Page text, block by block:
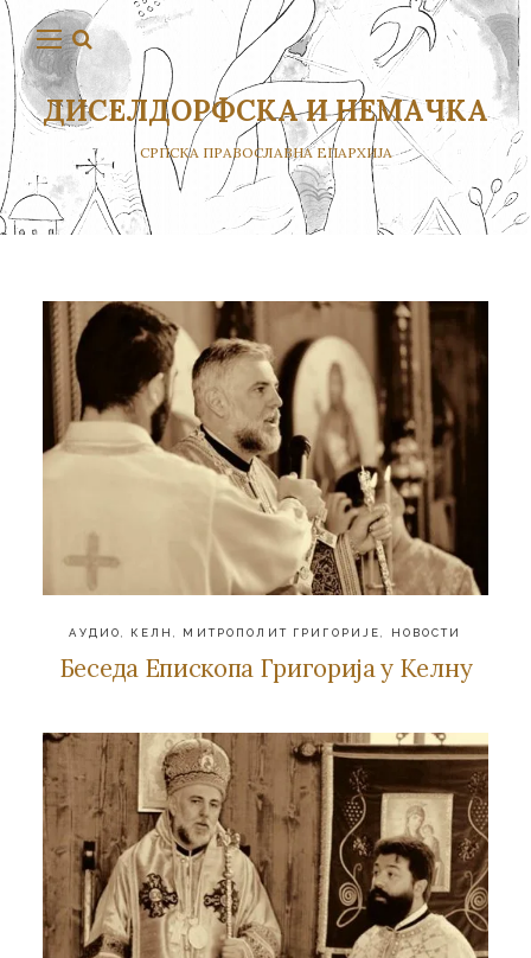
ДИСЕЛДОРФСКА И НЕМАЧКА
СРПСКА ПРАВОСЛАВНА ЕПАРХИЈА
АУДИО КЕЛН МИТРОПОЛИТ ГРИГОРИЈЕ НОВОСТИ
Беседа Епископа Григорија у Келну